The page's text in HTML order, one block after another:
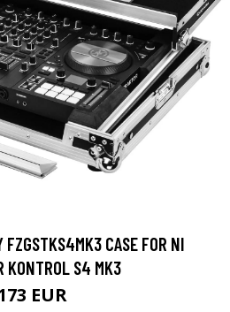
FZGSTKS4MK3 CASE FOR NI
KONTROL S4 MK3
EUR